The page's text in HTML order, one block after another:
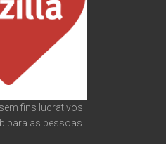
fins lucrativos
para as pessoas